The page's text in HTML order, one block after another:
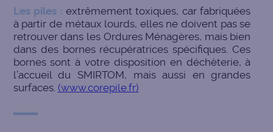
Les piles : extrêmement toxiques, car fabriquées
à partir de métaux lourds, elles ne doivent pas se
retrouver dans les Ordures Ménagères, mais bien
dans des bornes récupératrices spécifiques. Ces
bornes sont à votre disposition en déchèterie, à
l’accueil du SMIRTOM, mais aussi en grandes
surfaces. (www.corepile.fr)